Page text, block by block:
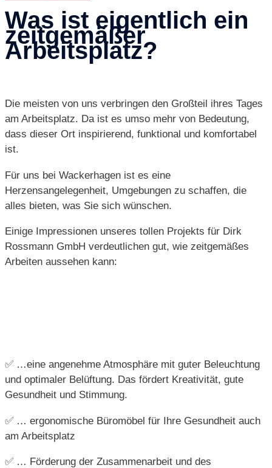
Was ist eigentlich ein
zeitgemäßer
Arbeitsplatz?
Die meisten von uns verbringen den Großteil ihres Tages
am Arbeitsplatz. Da ist es umso mehr von Bedeutung,
dass dieser Ort inspirierend, funktional und komfortabel
ist.
Für uns bei Wackerhagen ist es eine
Herzensangelegenheit, Umgebungen zu schaffen, die
alles bieten, was Sie sich wünschen.
Einige Impressionen unseres tollen Projekts für Dirk
Rossmann GmbH verdeutlichen gut, wie zeitgemäßes
Arbeiten aussehen kann:
✅ …eine angenehme Atmosphäre mit guter Beleuchtung
und optimaler Belüftung. Das fördert Kreativität, gute
Gesundheit und Stimmung.
✅ … ergonomische Büromöbel für Ihre Gesundheit auch
am Arbeitsplatz
✅ … Förderung der Zusammenarbeit und des